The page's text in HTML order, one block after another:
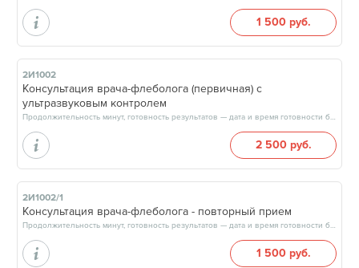
1 500 руб.
2И1002
Консультация врача-флеболога (первичная) с
ультразвуковым контролем
Продолжительность минут, готовность результатов — дата и время готовности будут сообщены врачом в день приёма
2 500 руб.
2И1002/1
Консультация врача-флеболога - повторный прием
Продолжительность минут, готовность результатов — дата и время готовности будут сообщены врачом в день приёма
1 500 руб.